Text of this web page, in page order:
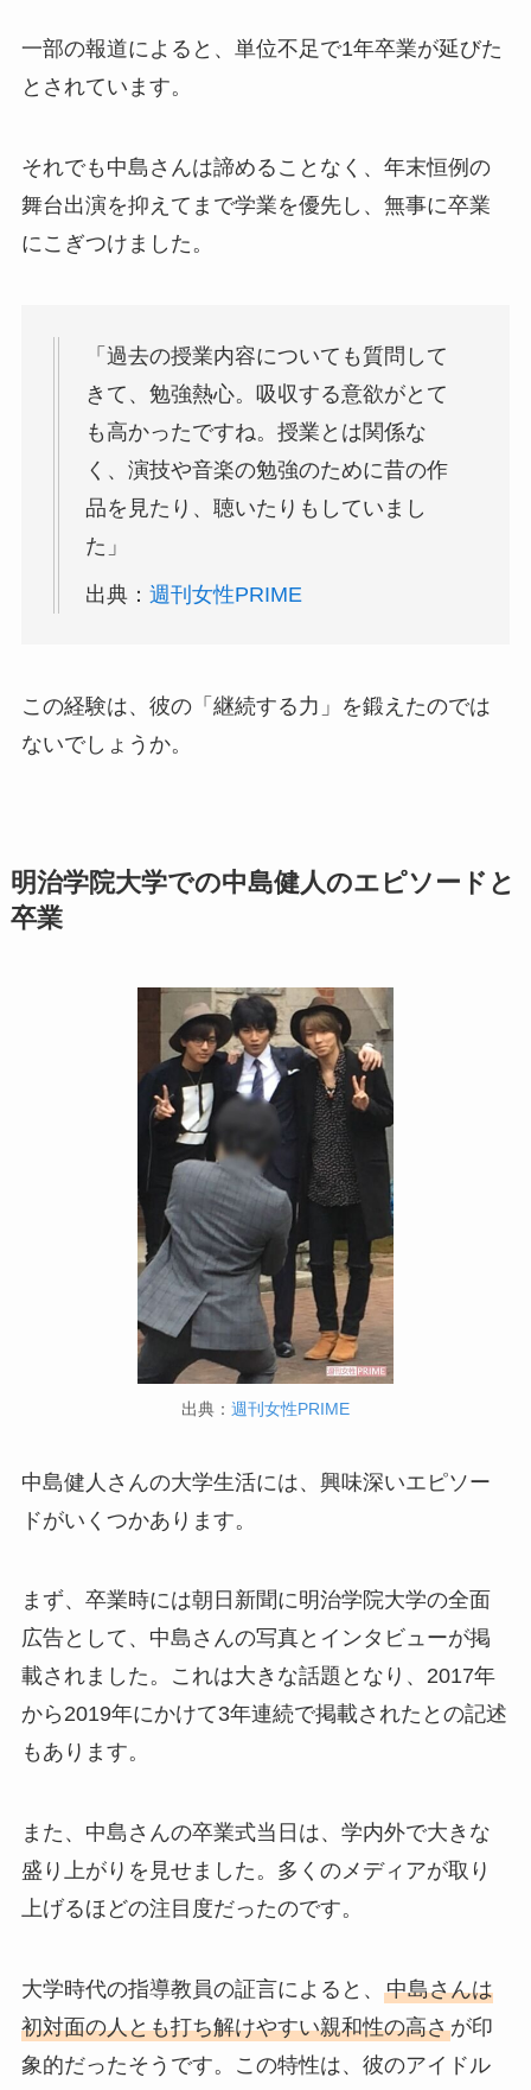
一部の報道によると、単位不足で1年卒業が延びた
とされています。
それでも中島さんは諦めることなく、年末恒例の
舞台出演を抑えてまで学業を優先し、無事に卒業
にこぎつけました。
「過去の授業内容についても質問して
きて、勉強熱心。吸収する意欲がとて
も高かったですね。授業とは関係な
く、演技や音楽の勉強のために昔の作
品を見たり、聴いたりもしていまし
た」
出典： 週刊女性PRIME
この経験は、彼の「継続する力」を鍛えたのでは
ないでしょうか。
明治学院大学での中島健人のエピソードと
卒業
出典： 週刊女性PRIME
中島健人さんの大学生活には、興味深いエピソー
ドがいくつかあります。
まず、卒業時には朝日新聞に明治学院大学の全面
広告として、中島さんの写真とインタビューが掲
載されました。これは大きな話題となり、2017年
から2019年にかけて3年連続で掲載されたとの記述
もあります。
また、中島さんの卒業式当日は、学内外で大きな
盛り上がりを見せました。多くのメディアが取り
上げるほどの注目度だったのです。
大学時代の指導教員の証言によると、 中島さんは
初対面の人とも打ち解けやすい親和性の高さが印
象的だったそうです。この特性は、彼のアイドル